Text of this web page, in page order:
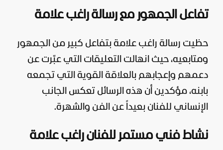
تفاعل الجمهور مع رسالة راغب علامة
حظيت رسالة راغب علامة بتفاعل كبير من الجمهور
ومتابعيه، حيث انهالت التعليقات التي عبّرت عن
دعمهم وإعجابهم بالعلاقة القوية التي تجمعه
بابنه، مؤكدين أن هذه الرسائل تعكس الجانب
الإنساني للفنان بعيداً عن الفن والشهرة.
نشاط فني مستمر للفنان راغب علامة